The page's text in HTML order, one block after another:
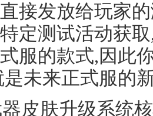
接发放给玩家
定测试活动获
服的款式,因此
未来正式服的
皮肤升级系统